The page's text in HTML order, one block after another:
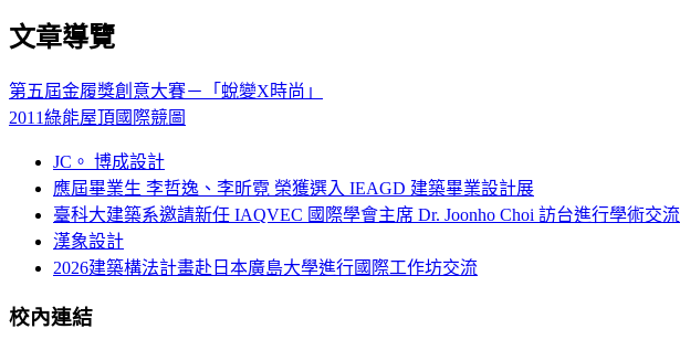
文章導覽
第五屆金履獎創意大賽－「蛻變X時尚」
2011綠能屋頂國際競圖
JC。 博成設計
應屆畢業生 李哲逸、李昕霓 榮獲選入 IEAGD 建築畢業設計展
臺科大建築系邀請新任 IAQVEC 國際學會主席 Dr. Joonho Choi 訪台進行學術交流
漢象設計
2026建築構法計畫赴日本廣島大學進行國際工作坊交流
校內連結